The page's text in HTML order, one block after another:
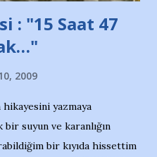
: "15 Saat 47
2009
yazmaya
bir suyun ve karanlığın
bir kıyıda hissettim